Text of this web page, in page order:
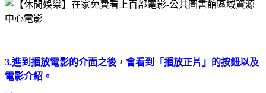
3.進到播放電影的介面之後，會看到「播放正片」的按鈕以及
電影介紹。